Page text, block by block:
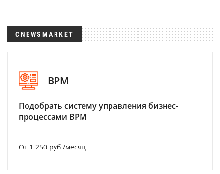
CNEWSMARKET
BPM
Подобрать систему управления бизнес-
процессами BPM
От 1 250 руб./месяц